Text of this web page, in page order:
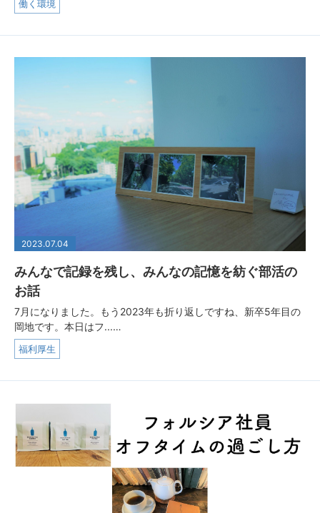
働く環境
2023.07.04
みんなで記録を残し、みんなの記憶を紡ぐ部活の
お話
7月になりました。もう2023年も折り返しですね、新卒5年目の
岡地です。本日はフ...…
福利厚生